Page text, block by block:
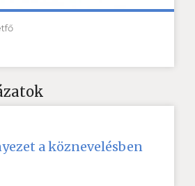
a köznevelésben